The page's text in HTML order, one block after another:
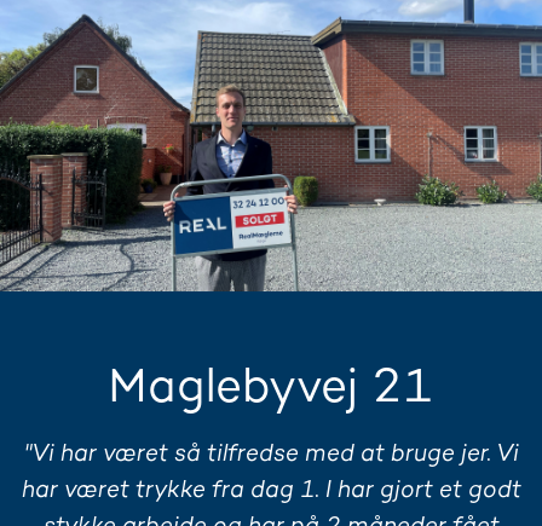
Maglebyvej 21
"Vi har været så tilfredse med at bruge jer. Vi
har været trykke fra dag 1. I har gjort et godt